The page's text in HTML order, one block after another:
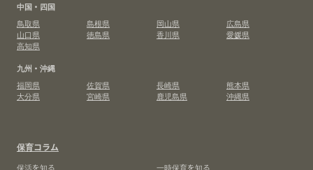
中国・四国
鳥取県
島根県 岡山県
広島県
山口県
徳島県 香川県
愛媛県
高知県
九州・沖縄
福岡県
佐賀県 長崎県
熊本県
大分県
宮崎県 鹿児島県 沖縄県
保育コラム
保活を知る 一時保育を知る